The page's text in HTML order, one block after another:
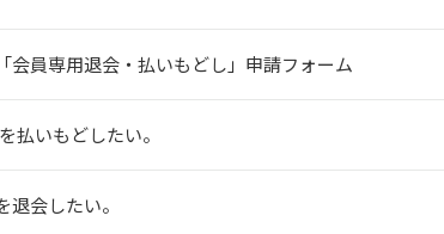
会員専用退会・払いもどし」申請フォーム
払いもどしたい。
会したい。